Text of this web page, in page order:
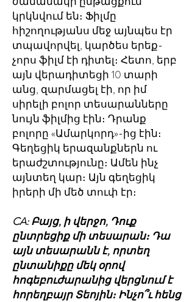
կրկնվում են։ Ֆիլմը
հիշողությանս մեջ այնպես էր
տպավորվել, կարծես երեք-
չորս ֆիլմ էի դիտել։ Հետո, երբ
այն վերադիտեցի 10 տարի
անց, զարմացել էի, որ իմ
սիրելի բոլոր տեսարանները
նույն ֆիլմից էին։ Դրանք
բոլորը «Ամարկորդ»-ից էին։
Գեղեցիկ երազանքներն ու
երաժշտությունը։ Ամեն ինչ
այնտեղ կար։ Այն գեղեցիկ
իրերի մի մեծ տուփ էր։
CA: Բայց, ի վերջո, Դուք
ընտրեցիք մի տեսարան։ Դա
այն տեսարանն է, որտեղ
ընտանիքը մեկ օրով
հոգեբուժարանից վերցնում է
հորեղբայր Տեոյին։ Ինչո՞ւ հենց